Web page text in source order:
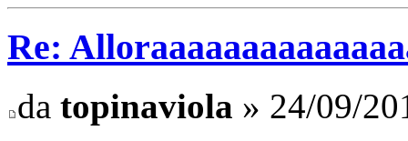
Re:
da topinaviola » 24/09/